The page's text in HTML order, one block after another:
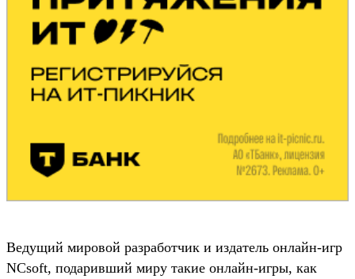
Ведущий мировой разработчик и издатель онлайн-игр
NCsoft, подаривший миру такие онлайн-игры, как